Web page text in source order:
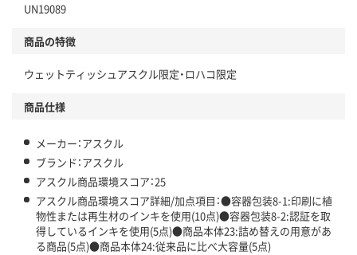
仕組
アスクルで資源循環している
この商品の環境配慮ポイントです。下記商品詳細「
アスクル商品環境スコア詳細／加点項目
UN19089
商品の特徴
ウェットティッシュアスクル限定・ロハコ限定
商品仕様
メーカー：アスクル
ブランド：アスクル
アスクル商品環境スコア：25
アスクル商品環境スコア詳細/加点項目：●容器包装8-1:印刷に植
物性または再生材のインキを使用(10点)●容器包装8-2:認証を取
得しているインキを使用(5点)●商品本体23:詰め替えの用意があ
る商品(5点)●商品本体24:従来品に比べ大容量(5点)